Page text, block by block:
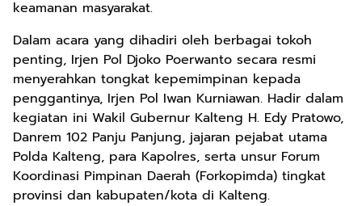
keamanan masyarakat.
Dalam acara yang dihadiri oleh berbagai tokoh
penting, Irjen Pol Djoko Poerwanto secara resmi
menyerahkan tongkat kepemimpinan kepada
penggantinya, Irjen Pol Iwan Kurniawan. Hadir dalam
kegiatan ini Wakil Gubernur Kalteng H. Edy Pratowo,
Danrem 102 Panju Panjung, jajaran pejabat utama
Polda Kalteng, para Kapolres, serta unsur Forum
Koordinasi Pimpinan Daerah (Forkopimda) tingkat
provinsi dan kabupaten/kota di Kalteng.